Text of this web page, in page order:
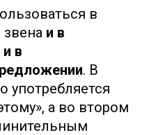
в
и в
в
. В
употребляется
а во втором